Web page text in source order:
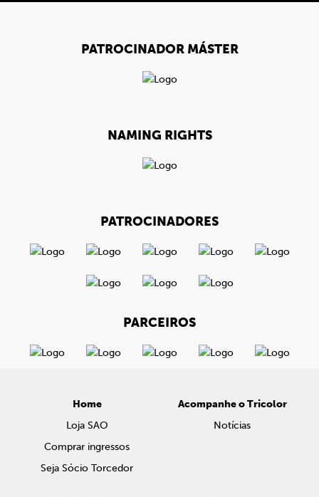
PATROCINADOR MÁSTER
NAMING RIGHTS
PATROCINADORES
PARCEIROS
Home
Loja SAO
Comprar ingressos
Seja Sócio Torcedor
Acompanhe o Tricolor
Notícias